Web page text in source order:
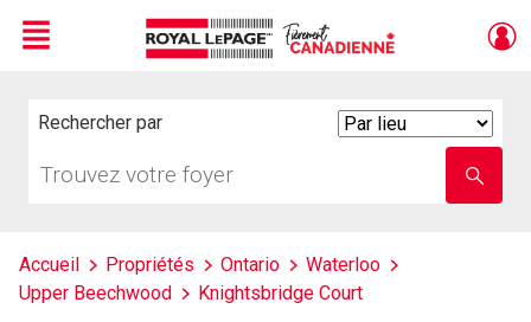
Menu
Rechercher par
votre
nom
Accueil Propriétés Ontario
Waterloo
Upper Beechwood
Knightsbridge Court